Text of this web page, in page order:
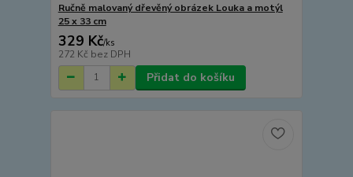
Ručně malovaný dřevěný obrázek Louka a motýl
25 x 33 cm
329 Kč/ks
272 Kč bez DPH
Přidat do košíku